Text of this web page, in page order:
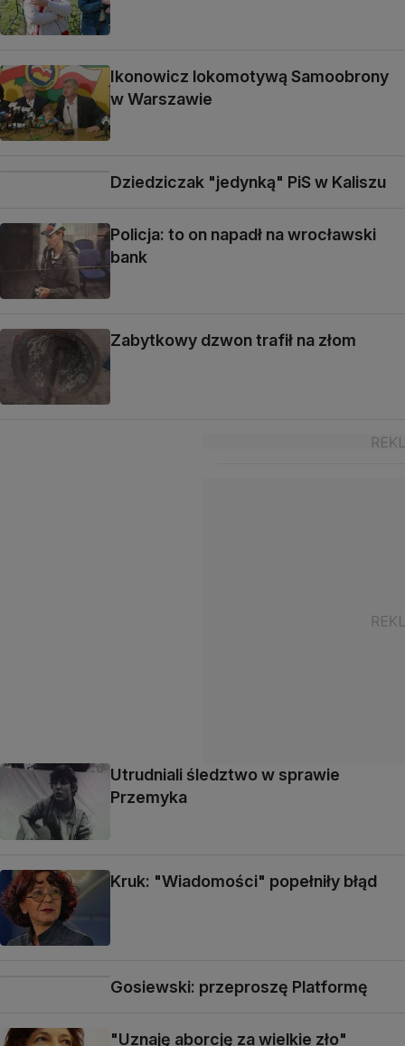
Ikonowicz lokomotywą Samoobrony
w Warszawie
Dziedziczak "jedynką" PiS w Kaliszu
Policja: to on napadł na wrocławski
bank
Zabytkowy dzwon trafił na złom
Utrudniali śledztwo w sprawie
Przemyka
Kruk: "Wiadomości" popełniły błąd
Gosiewski: przeproszę Platformę
"Uznaję aborcję za wielkie zło"